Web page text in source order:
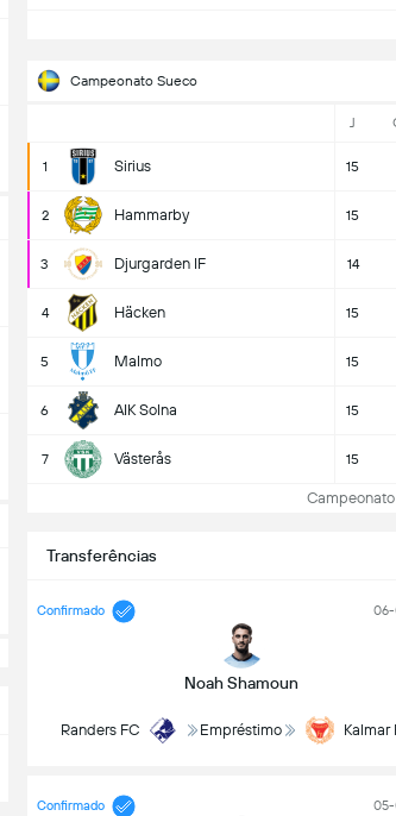
Transferências
Confirmado
Noah Shamoun
Randers FC Empréstimo Kalmar
Confirmado
Campeonato Sueco
J
1 Sirius 15
2 Hammarby 15
3 Djurgarden IF 14
4 Häcken 15
5 Malmo 15
6 AIK Solna 15
7 Västerås 15
Campeonato